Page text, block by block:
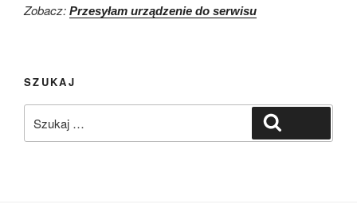
Zobacz: Przesyłam urządzenie do serwisu
SZUKAJ